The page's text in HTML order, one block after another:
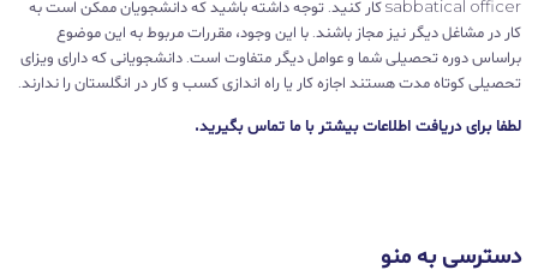
sabbatical officer کار کنید. توجه داشته باشید که دانشجویان ممکن است به
کار در مشاغل دیگر نیز مجاز باشند. با این وجود، مقررات مربوط به این موضوع
براساس دوره تحصیلی شما و عوامل دیگر متفاوت است. دانشجویانی که دارای ویزای
تحصیلی کوتاه مدت هستند اجازه کار یا راه اندازی کسب و کار در انگلستان را ندارند.
لطفا برای دریافت اطلاعات بیشتر با ما تماس بگیرید.
دسترسی به منو